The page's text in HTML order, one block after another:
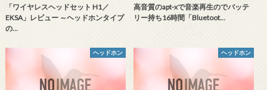
「ワイヤレスヘッドセット H1／
EKSA」レビュー ～ヘッドホンタイプ
の…
高音質のapt-xで音楽再生のでバッテ
リー持ち16時間「Bluetoot…
ヘッドホン ヘッドホン